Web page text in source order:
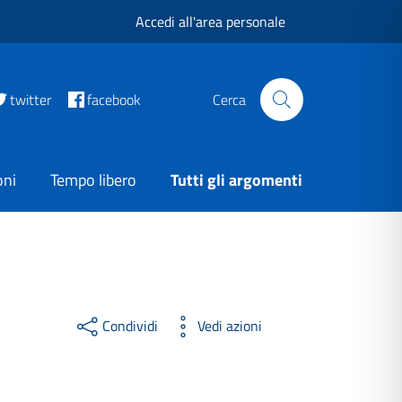
Accedi all'area personale
twitter facebook Cerca
Tempo libero Tutti gli argomenti
Condividi Vedi azioni